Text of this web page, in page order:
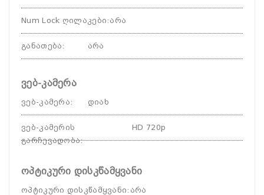
Num Lock ღილაკები: არა
განათება: არა
ვებ-კამერა
ვებ-კამერა: დიახ
ვებ-კამერის
გარჩევადობა:
HD 720p
ოპტიკური დისკწამყვანი
ოპტიკური დისკწამყვანი: არა